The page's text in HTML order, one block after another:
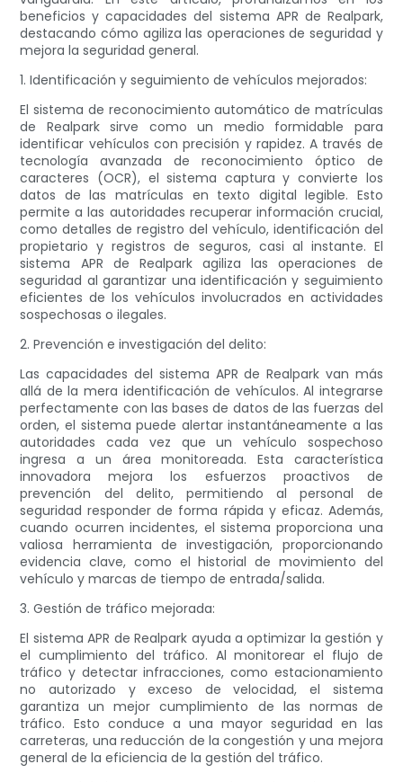
beneficios y capacidades del sistema APR de Realpark,
destacando cómo agiliza las operaciones de seguridad y
mejora la seguridad general.
1. Identificación y seguimiento de vehículos mejorados:
El sistema de reconocimiento automático de matrículas
de Realpark sirve como un medio formidable para
identificar vehículos con precisión y rapidez. A través de
tecnología avanzada de reconocimiento óptico de
caracteres (OCR), el sistema captura y convierte los
datos de las matrículas en texto digital legible. Esto
permite a las autoridades recuperar información crucial,
como detalles de registro del vehículo, identificación del
propietario y registros de seguros, casi al instante. El
sistema APR de Realpark agiliza las operaciones de
seguridad al garantizar una identificación y seguimiento
eficientes de los vehículos involucrados en actividades
sospechosas o ilegales.
2. Prevención e investigación del delito:
Las capacidades del sistema APR de Realpark van más
allá de la mera identificación de vehículos. Al integrarse
perfectamente con las bases de datos de las fuerzas del
orden, el sistema puede alertar instantáneamente a las
autoridades cada vez que un vehículo sospechoso
ingresa a un área monitoreada. Esta característica
innovadora mejora los esfuerzos proactivos de
prevención del delito, permitiendo al personal de
seguridad responder de forma rápida y eficaz. Además,
cuando ocurren incidentes, el sistema proporciona una
valiosa herramienta de investigación, proporcionando
evidencia clave, como el historial de movimiento del
vehículo y marcas de tiempo de entrada/salida.
3. Gestión de tráfico mejorada:
El sistema APR de Realpark ayuda a optimizar la gestión y
el cumplimiento del tráfico. Al monitorear el flujo de
tráfico y detectar infracciones, como estacionamiento
no autorizado y exceso de velocidad, el sistema
garantiza un mejor cumplimiento de las normas de
tráfico. Esto conduce a una mayor seguridad en las
carreteras, una reducción de la congestión y una mejora
general de la eficiencia de la gestión del tráfico.